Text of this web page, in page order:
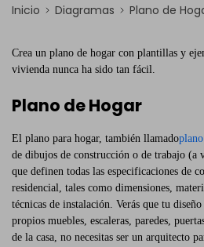
Inicio Diagramas Plano de
Crea un plano de hogar con plantillas y
vivienda nunca ha sido tan fácil.
Plano de Hogar
El plano para hogar, también llamado
de dibujos de construcción o de trabajo (a
que definen todas las especificaciones de
residencial, tales como dimensiones,
técnicas de instalación. Verás que tu
propios muebles, escaleras, paredes,
de la casa, no necesitas ser un arquitecto